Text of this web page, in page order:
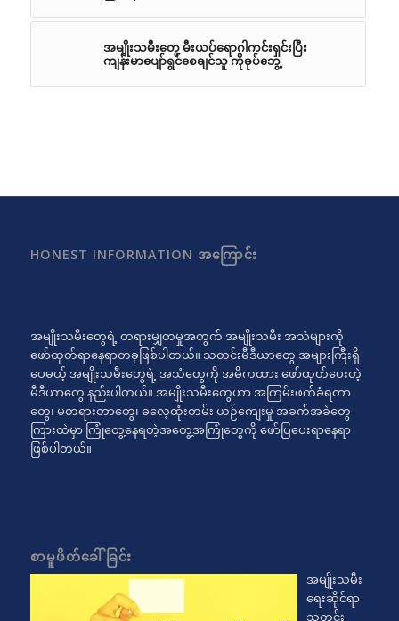
အမျိုးသမီးတွေ မီးယပ်ရောဂါကင်းရှင်းပြီး
ကျန်းမာပျော်ရွင်စေချင်သူ ကိုခုပ်ဘွေ့
HONEST INFORMATION အကြောင်း
အမျိုးသမီးတွေရဲ့ တရားမျှတမှုအတွက် အမျိုးသမီး အသံများကို
ဖော်ထုတ်ရာနေရာတခုဖြစ်ပါတယ်။ သတင်းမီဒီယာတွေ အများကြီးရှိ
ပေမယ့် အမျိုးသမီးတွေရဲ့ အသံတွေကို အဓိကထား ဖော်ထုတ်ပေးတဲ့
မီဒီယာတွေ နည်းပါတယ်။ အမျိုးသမီးတွေဟာ အကြမ်းဖက်ခံရတာ
တွေ၊ မတရားတာတွေ၊ ဓလေ့ထုံးတမ်း ယဉ်ကျေးမှု အခက်အခဲတွေ
ကြားထဲမှာ ကြုံတွေ့နေရတဲ့အတွေ့အကြုံတွေကို ဖော်ပြပေးရာနေရာ
ဖြစ်ပါတယ်။
စာမူဖိတ်ခေါ်ခြင်း
အမျိုးသမီး
ရေးဆိုင်ရာ
သတင်း